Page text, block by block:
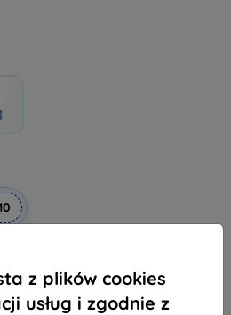
z plików cookies
usług i zgodnie z
4G